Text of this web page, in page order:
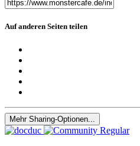
Auf anderen Seiten teilen
Mehr Sharing-Optionen...